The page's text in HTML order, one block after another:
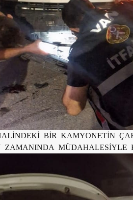
BİR KAMYONETİN
ZAMANINDA MÜDAHALESİYLE